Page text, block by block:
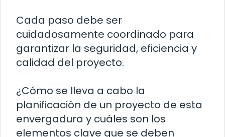
Cada paso debe ser
cuidadosamente coordinado para
garantizar la seguridad, eficiencia y
calidad del proyecto.
¿Cómo se lleva a cabo la
planificación de un proyecto de esta
envergadura y cuáles son los
elementos clave que se deben